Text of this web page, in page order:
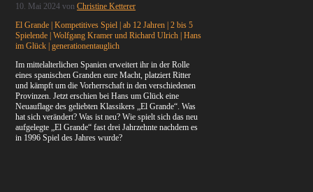
10. Mai 2024 vonChristine Ketterer
El Grande | Kompetitives Spiel | ab 12 Jahren | 2 bis 5
Spielende | Wolfgang Kramer und Richard Ulrich | Hans
im Glück | generationentauglich
Im mittelalterlichen Spanien erweitert ihr in der Rolle
eines spanischen Granden eure Macht, platziert Ritter
und kämpft um die Vorherrschaft in den verschiedenen
Provinzen. Jetzt erschien bei Hans um Glück eine
Neuauflage des geliebten Klassikers „El Grande“. Was
hat sich verändert? Was ist neu? Wie spielt sich das neu
aufgelegte „El Grande“ fast drei Jahrzehnte nachdem es
in 1996 Spiel des Jahres wurde?